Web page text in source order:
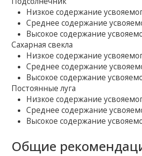
Низкое содержание
Среднее содержание
Высокое содержание
Сахарная свекла
Низкое содержание
Среднее содержание
Высокое содержание
Постоянные луга
Низкое содержание
Среднее содержание
Высокое содержание
Общие